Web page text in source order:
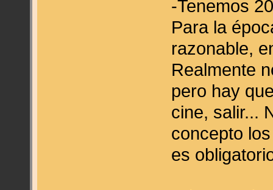
-Tenemos
Para la
razonable,
Realmente
pero hay
cine, salir...
concepto
es